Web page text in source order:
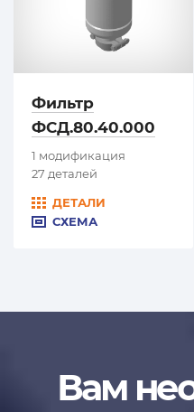
Фильтр
ФСД.80.40.000
1 модификация
27 деталей
ДЕТАЛИ
СХЕМА
Вам